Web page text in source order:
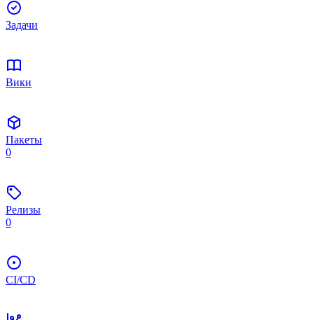
Задачи
Вики
Пакеты
0
Релизы
0
CI/CD